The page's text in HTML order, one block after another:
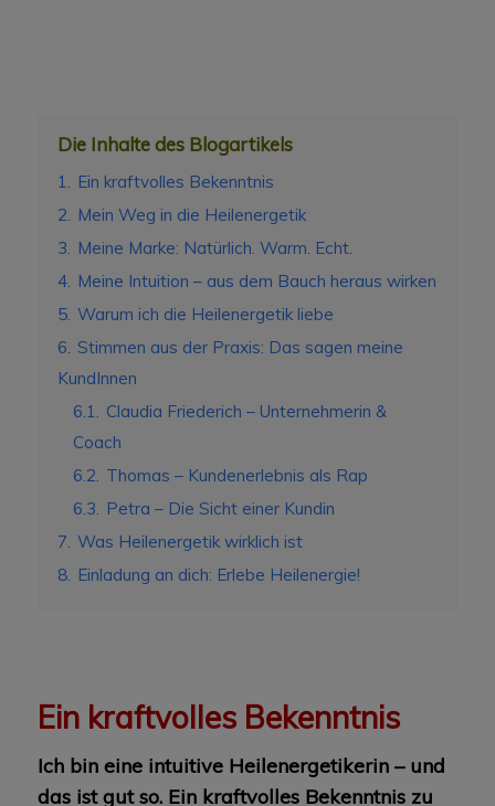
Die Inhalte des Blogartikels
1. Ein kraftvolles Bekenntnis
2. Mein Weg in die Heilenergetik
3. Meine Marke: Natürlich. Warm. Echt.
4. Meine Intuition – aus dem Bauch heraus wirken
5. Warum ich die Heilenergetik liebe
6. Stimmen aus der Praxis: Das sagen meine
KundInnen
6.1. Claudia Friederich – Unternehmerin &
Coach
6.2. Thomas – Kundenerlebnis als Rap
6.3. Petra – Die Sicht einer Kundin
7. Was Heilenergetik wirklich ist
8. Einladung an dich: Erlebe Heilenergie!
Ein kraftvolles Bekenntnis
Ich bin eine intuitive Heilenergetikerin – und
das ist gut so. Ein kraftvolles Bekenntnis zu